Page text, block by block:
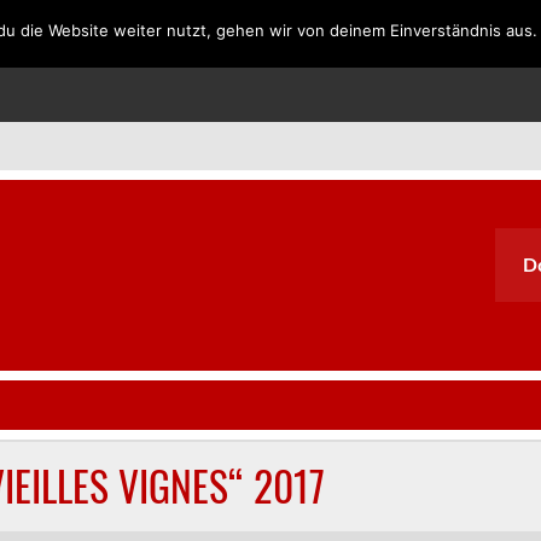
SPANIEN PORTUGAL GRIECHENLAND SÜDAFRIKA
VIGNES“ 2017
die Website weiter nutzt, gehen wir von deinem Einverständnis aus.